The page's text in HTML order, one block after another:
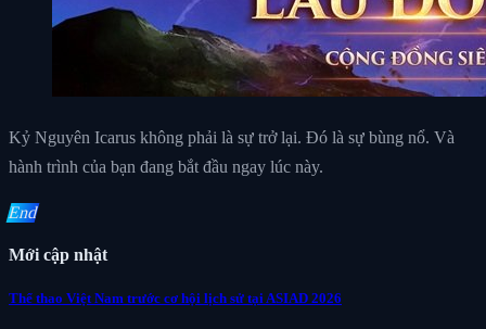
Kỷ Nguyên Icarus không phải là sự trở lại. Đó là sự bùng nổ. Và
hành trình của bạn đang bắt đầu ngay lúc này.
End
Mới cập nhật
Thể thao Việt Nam trước cơ hội lịch sử tại ASIAD 2026